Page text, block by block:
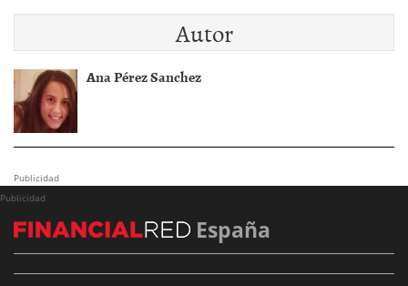
Autor
Ana Pérez Sanchez
Publicidad
Publicidad
España